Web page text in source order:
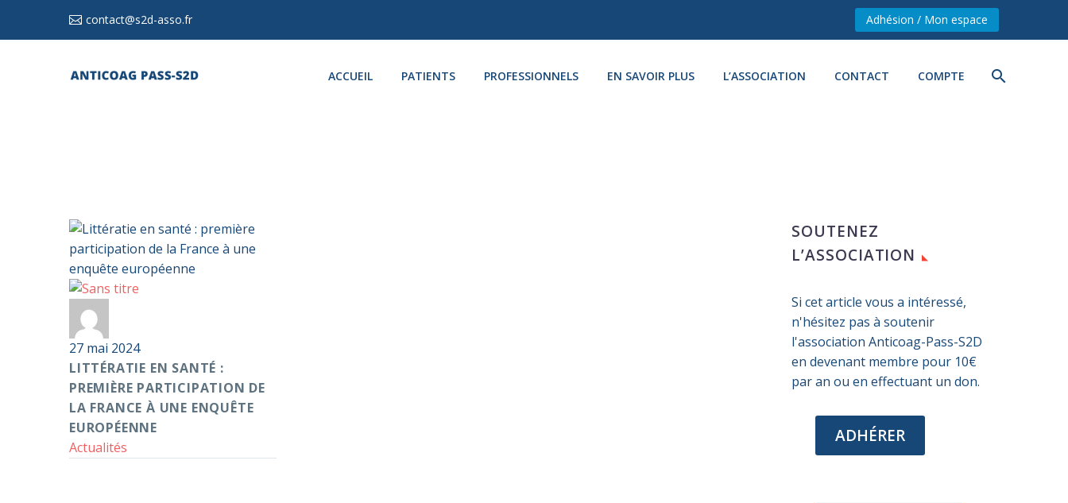
contact@s2d-asso.fr Adhésion / Mon espace
ACCUEIL PATIENTS PROFESSIONNELS EN SAVOIR PLUS L’ASSOCIATION CONTACT COMPTE
Littératie
en
santé
:
première
participation
de
la
27 mai 2024
LITTÉRATIE EN SANTÉ :
PREMIÈRE PARTICIPATION DE
LA FRANCE À UNE ENQUÊTE
EUROPÉENNE
Actualités
SOUTENEZ
L’ASSOCIATION
Si cet article vous a intéressé,
n'hésitez pas à soutenir
l'association Anticoag-Pass-S2D
en devenant membre pour 10€
par an ou en effectuant un don.
ADHÉRER